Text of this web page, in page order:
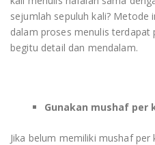
sejumlah sepuluh kali? Metode
dalam proses menulis
begitu detail dan mendalam.
Gunakan mushaf per
Jika belum memiliki mushaf